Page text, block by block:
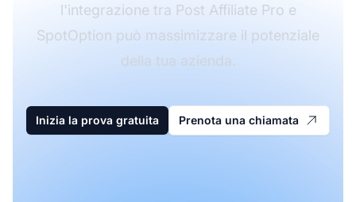
l'integrazione tra Post Affiliate Pro e
SpotOption può massimizzare il potenziale
della tua azienda.
Inizia la prova gratuita Prenota una chiamata